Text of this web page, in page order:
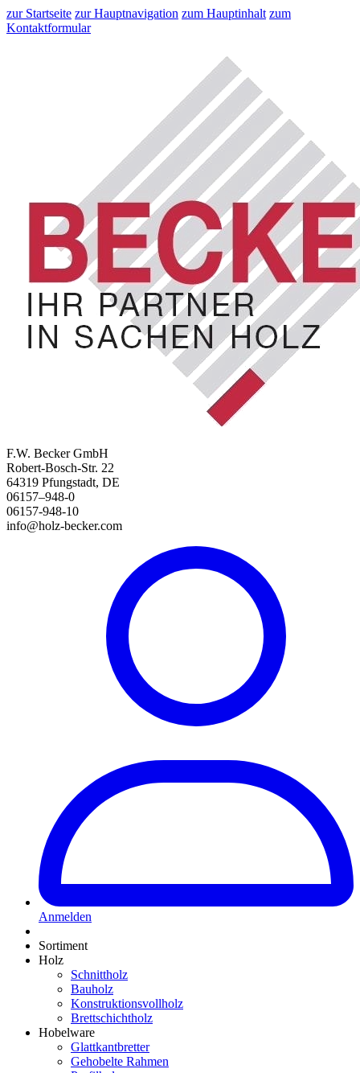
zur Startseite zur Hauptnavigation zum Hauptinhalt zum
Kontaktformular
F.W. Becker GmbH
Robert-Bosch-Str. 22
64319 Pfungstadt, DE
06157–948-0
06157-948-10
info@holz-becker.com
Anmelden
Sortiment
Holz
Schnittholz
Bauholz
Konstruktionsvollholz
Brettschichtholz
Hobelware
Glattkantbretter
Gehobelte Rahmen